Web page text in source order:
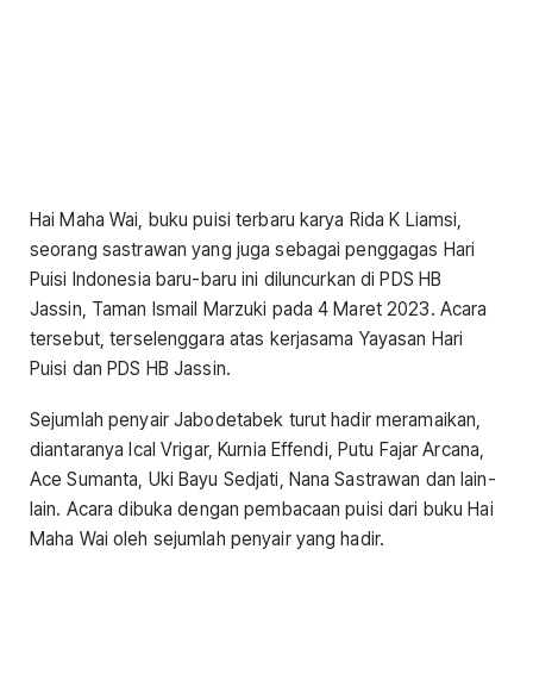
Hai Maha Wai, buku puisi terbaru karya Rida K Liamsi,
seorang sastrawan yang juga sebagai penggagas Hari
Puisi Indonesia baru-baru ini diluncurkan di PDS HB
Jassin, Taman Ismail Marzuki pada 4 Maret 2023. Acara
tersebut, terselenggara atas kerjasama Yayasan Hari
Puisi dan PDS HB Jassin.
Sejumlah penyair Jabodetabek turut hadir meramaikan,
diantaranya Ical Vrigar, Kurnia Effendi, Putu Fajar Arcana,
Ace Sumanta, Uki Bayu Sedjati, Nana Sastrawan dan lain-
lain. Acara dibuka dengan pembacaan puisi dari buku Hai
Maha Wai oleh sejumlah penyair yang hadir.